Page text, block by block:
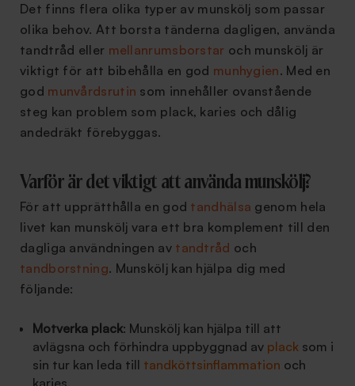
Det finns flera olika typer av munskölj som passar
olika behov. Att borsta tänderna dagligen, använda
tandtråd eller mellanrumsborstar och munskölj är
viktigt för att bibehålla en god munhygien. Med en
god munvårdsrutin som innehåller ovanstående
steg kan problem som plack, karies och dålig
andedräkt förebyggas.
Varför är det viktigt att använda munskölj?
För att upprätthålla en god tandhälsa genom hela
livet kan munskölj vara ett bra komplement till den
dagliga användningen avtandtråd och
tandborstning. Munskölj kan hjälpa dig med
följande:
Motverka plack: Munskölj kan hjälpa till att
avlägsna och förhindra uppbyggnad av plack som i
sin tur kan leda till tandköttsinflammation och
karies.